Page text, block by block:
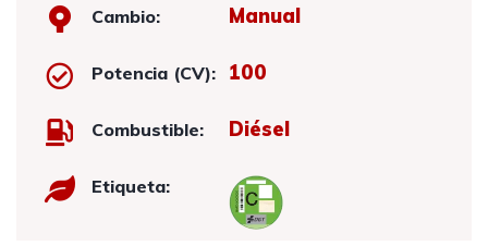
Cambio: Manual
Potencia (CV): 100
Combustible: Diésel
Etiqueta: